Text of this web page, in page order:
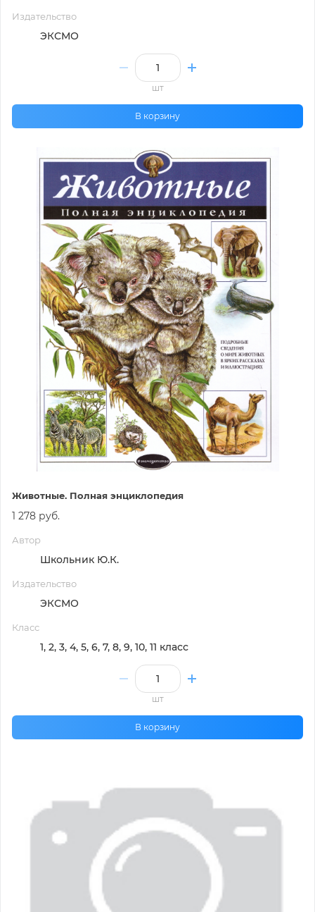
Издательство
ЭКСМО
шт
В корзину
Животные. Полная энциклопедия
1 278 руб.
Автор
Школьник Ю.К.
Издательство
ЭКСМО
Класс
1, 2, 3, 4, 5, 6, 7, 8, 9, 10, 11 класс
шт
В корзину